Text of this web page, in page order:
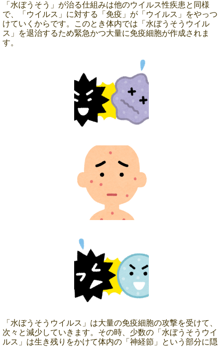
「水ぼうそう」が治る仕組みは他のウイルス性疾患と同様
で、「ウイルス」に対する「免疫」が「ウイルス」をやっつ
けていくからです。このとき体内では「水ぼうそうウイル
ス」を退治するため緊急かつ大量に免疫細胞が作成されま
す。
「水ぼうそうウイルス」は大量の免疫細胞の攻撃を受けて、
次々と減少していきます。その時、少数の「水ぼうそうウイ
ルス」は生き残りをかけて体内の「神経節」という部分に隠